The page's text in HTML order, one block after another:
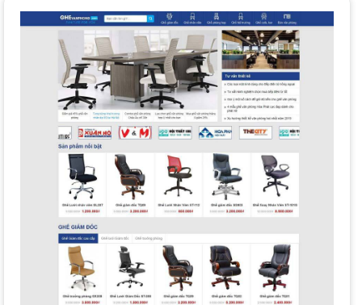
Xây dựng thương hiệu và mở rộng khách hàng:
Website hoạt động như một showroomtrực tuyến 24/7,
giúp doanh nghiệp giới thiệu phong cách và giá trị cốt lõi
đến khách hàng trên cả nước, phá vỡ giới hạn không gian.
Đây là kênh thông tin chính thống, đáng tin cậy.
Tăng doanh thu và cải thiện dịch vụ khách hàng:
Website cho phép trưng bày không giới hạn sản phẩm với
thông tin chi tiết, giá cả và chính sách mua hàng. Khách
hàng có thể tìm kiếm, so sánh và đặt hàng thuận tiện. Đây
là một phần quan trọng của chiến lượcDigital marketing
Tiết kiệm chi phí và nâng cao cạnh tranh:Một website